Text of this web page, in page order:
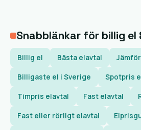
Snabblänkar för billig
Billig el Bästa elavtal
Billigaste el i Sverige Spotpris
Timpris elavtal Fast elavtal
Fast eller rörligt elavtal